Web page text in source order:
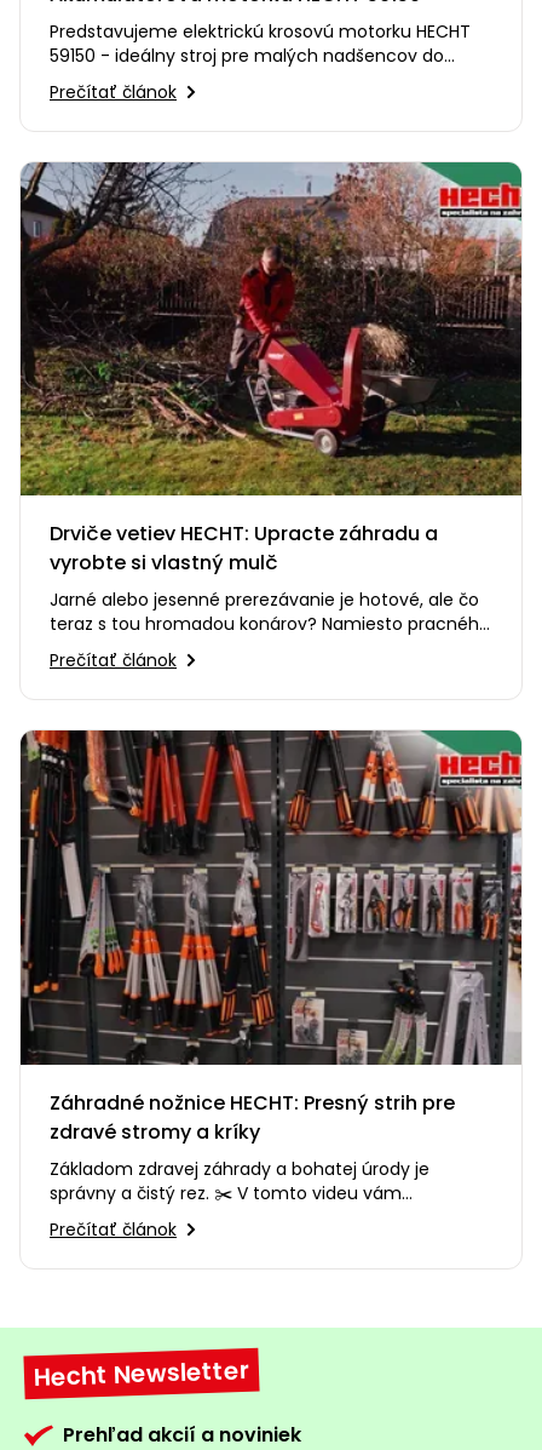
Predstavujeme elektrickú krosovú motorku HECHT
59150 - ideálny stroj pre malých nadšencov do
terénnej jazdy. Spája…
Prečítať článok
Drviče vetiev HECHT: Upracte záhradu a
vyrobte si vlastný mulč
Jarné alebo jesenné prerezávanie je hotové, ale čo
teraz s tou hromadou konárov? Namiesto pracného
odvážania alebo…
Prečítať článok
Záhradné nožnice HECHT: Presný strih pre
zdravé stromy a kríky
Základom zdravej záhrady a bohatej úrody je
správny a čistý rez. ✂️ V tomto videu vám
predstavíme sortiment záhradných…
Prečítať článok
Hecht Newsletter
Prehľad akcií a noviniek